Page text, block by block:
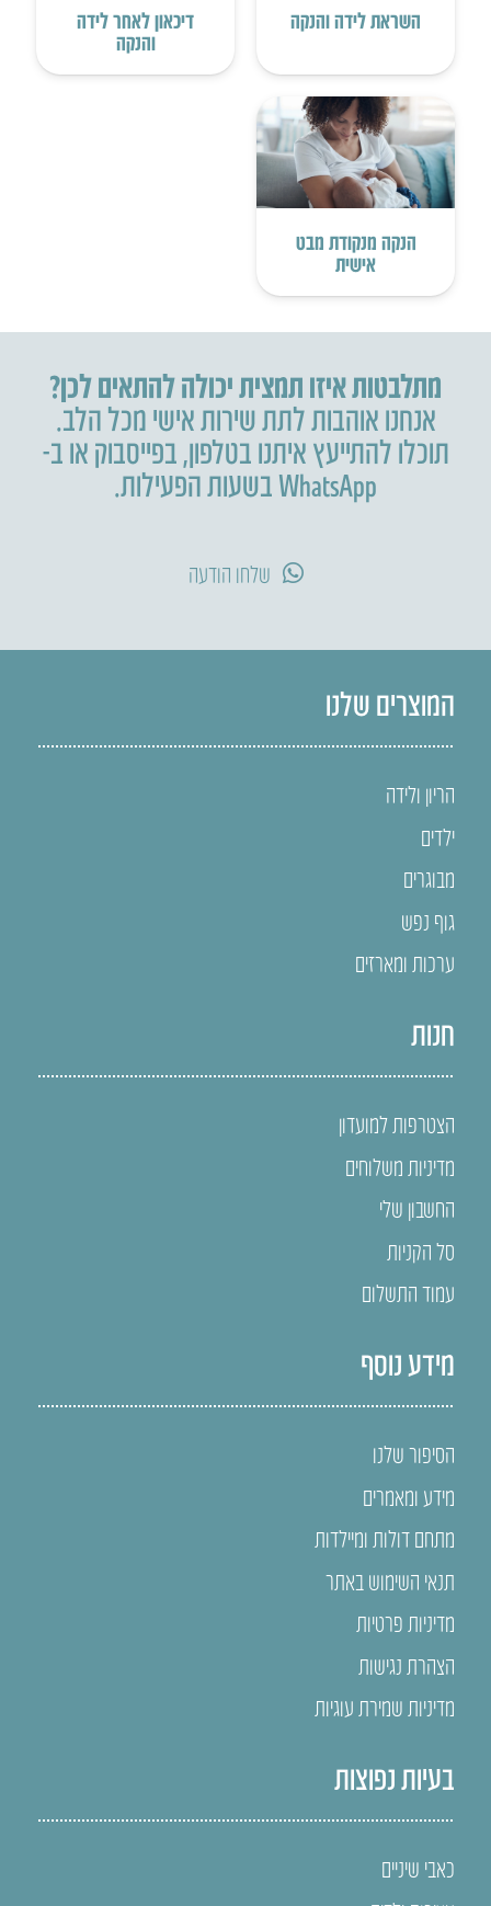
השראת לידה והנקה
דיכאון לאחר לידה
והנקה‎
הנקה מנקודת מבט
אישית
מתלבטות איזו תמצית יכולה להתאים לכן?
אנחנו אוהבות לתת שירות אישי מכל הלב.
תוכלו להתייעץ איתנו בטלפון,בפייסבוק או ב-
WhatsApp בשעות הפעילות.
שלחו הודעה
המוצרים שלנו
הריון ולידה
ילדים
מבוגרים
גוף נפש
ערכות ומארזים
חנות
הצטרפות למועדון
מדיניות משלוחים
החשבון שלי
סל הקניות
עמוד התשלום
מידע נוסף
הסיפור שלנו
מידע ומאמרים
מתחם דולות ומיילדות
תנאי השימוש באתר
מדיניות פרטיות
הצהרת נגישות
מדיניות שמירת עוגיות
בעיות נפוצות
כאבי שיניים